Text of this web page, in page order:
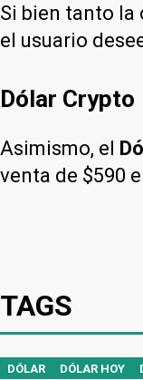
Si bien tanto la
el usuario
Dólar Crypto
Asimismo, el
venta de $590
TAGS
DÓLAR DÓLAR HOY